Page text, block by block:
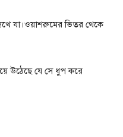
যা।ওয়াশরুমের ভিতর থেকে
উঠেছে যে সে ধুপ করে